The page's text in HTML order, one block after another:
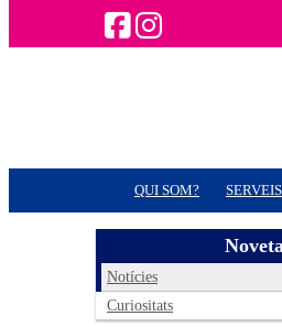
QUI SOM? SERVEIS
Notícies
Curiositats